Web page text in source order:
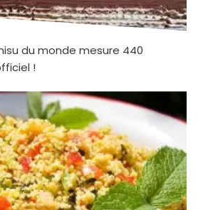
du monde mesure 440
!